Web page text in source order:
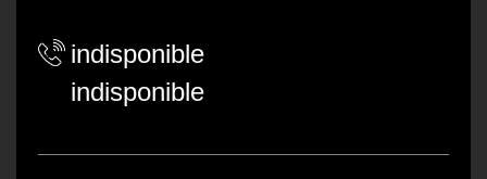
indisponible
indisponible